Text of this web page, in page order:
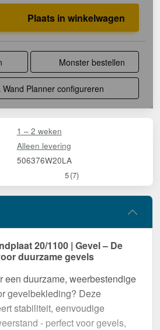
Plaats in winkelwagen
Monster bestellen
Wand Planner configureren
1 – 2 weken
Alleen levering
506376W20LA
5(7)
20/1100 | Gevel – De
duurzame gevels
een duurzame, weerbestendige
gevelbekleding? Deze
stabiliteit, eenvoudige
- perfect voor gevels,